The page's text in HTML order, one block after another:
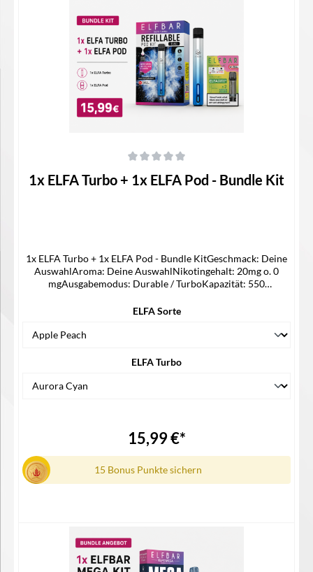
Details
1x ELFA Turbo + 1x ELFA Pod - Bundle Kit
1x ELFA Turbo + 1x ELFA Pod - Bundle KitGeschmack: Deine
AuswahlAroma: Deine AuswahlNikotingehalt: 20mg o. 0
mgAusgabemodus: Durable / TurboKapazität: 550
OhmZugautomatikLED-IndikatorTankvolumen: 2 mlSide-
AnschlussLieferumfang1x ELFA Turbo2x Elfa Pod (2 Pods in
ELFA Sorte
ELFA Turbo
15,99 €*
15 Bonus Punkte sichern
Details